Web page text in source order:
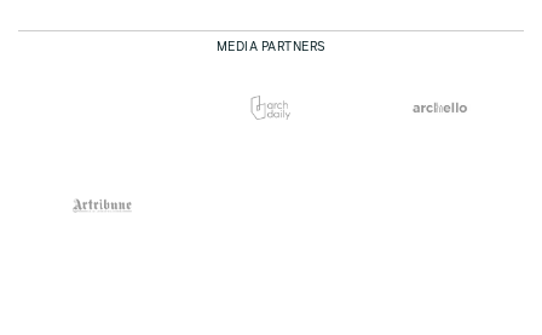
MEDIA PARTNERS